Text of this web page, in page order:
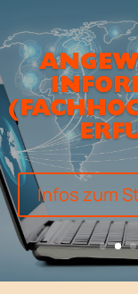
Infos zum